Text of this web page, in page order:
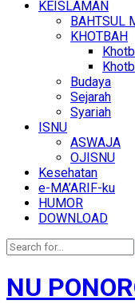
KEISLAMAN
BAHTSUL
KHOTBAH
Budaya
Sejarah
Syariah
ISNU
ASWAJA
OJISNU
Kesehatan
e-MA’ARIF-ku
HUMOR
DOWNLOAD
NU